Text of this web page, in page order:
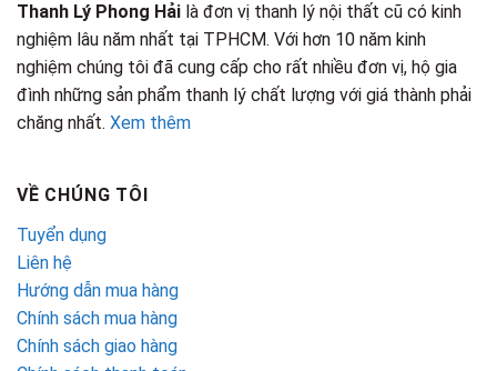
Thanh Lý Phong Hải là đơn vị thanh lý nội thất cũ có kinh
nghiệm lâu năm nhất tại TPHCM. Với hơn 10 năm kinh
nghiệm chúng tôi đã cung cấp cho rất nhiều đơn vị, hộ gia
đình những sản phẩm thanh lý chất lượng với giá thành phải
chăng nhất. Xem thêm
VỀ CHÚNG TÔI
Tuyển dụng
Liên hệ
Hướng dẫn mua hàng
Chính sách mua hàng
Chính sách giao hàng